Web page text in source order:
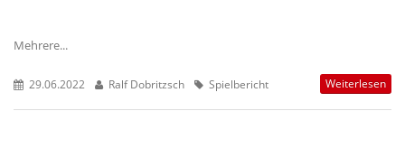
Mehrere...
29.06.2022 Ralf Dobritzsch Spielbericht Weiterlesen